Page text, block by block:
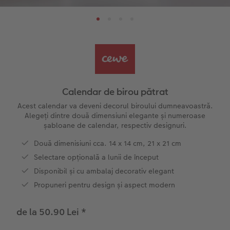
Pas cu Pas editare fotocarte anuar
Exemplele clienților
CEWE FOTOCARTE Kids
CEWE FOTOCARTE Art Collection
Fotografii mari pe hârtie foto
Nature Prints
Poster Premium
Art Prints
Fotografii standard
Cutii cu fotografii
Poster cu hartă
Fotografie Aludibond
Fotografie pe Forex
Panou de întâmpinare nuntă
Baghete pentru poster
Hexxas
Foto magneți
Rechizite școlare și de birou
Cutii de cadou
Textile
Art Prints
Sfaturi fotografiere
Povești CEWE
Idei de cadouri pentru cei dragi
Interviuri
Călătorie
Nuntă
Calendar de birou pătrat
Acest calendar va deveni decorul biroului dumneavoastră.
Alegeți dintre două dimensiuni elegante și numeroase
șabloane de calendar, respectiv designuri.
Două dimenisiuni cca. 14 x 14 cm, 21 x 21 cm
Selectare opțională a lunii de început
Disponibil și cu ambalaj decorativ elegant
Propuneri pentru design și aspect modern
de la 50.90 Lei *